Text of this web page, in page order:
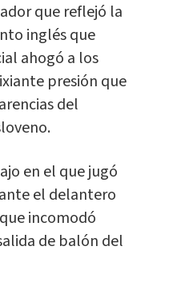
que reflejó la
inglés que
ahogó a los
presión que
del
en el que jugó
el delantero
incomodó
de balón del